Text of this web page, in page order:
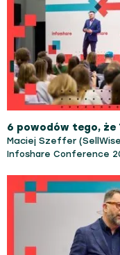
6 powodów tego, że
Maciej Szeffer
Infoshare Conference